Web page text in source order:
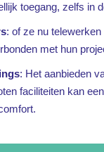
toegang, zelfs in
: of ze nu
met hun
: Het aanbieden
faciliteiten kan